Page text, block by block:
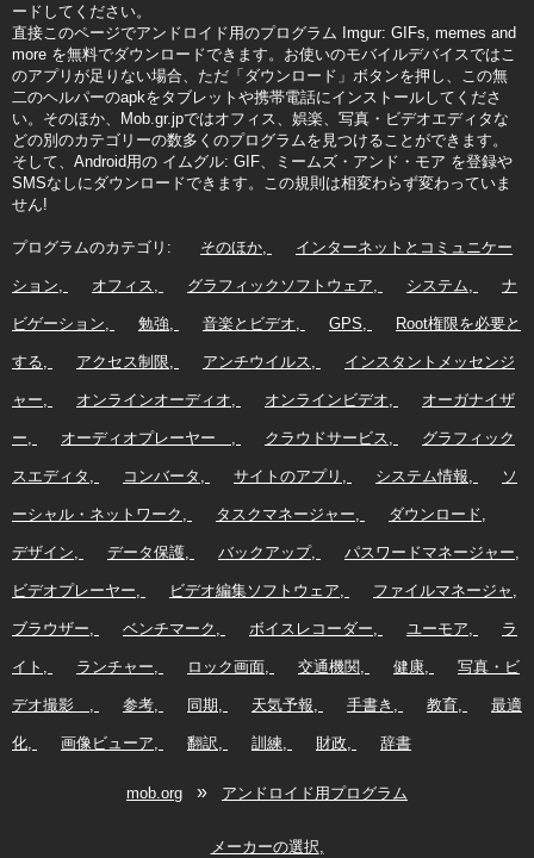
ードしてください。
直接このページでアンドロイド用のプログラム Imgur: GIFs, memes and
more を無料でダウンロードできます。お使いのモバイルデバイスではこ
のアプリが足りない場合、ただ「ダウンロード」ボタンを押し、この無
二のヘルパーのapkをタブレットや携帯電話にインストールしてくださ
い。そのほか、Mob.gr.jpではオフィス、娯楽、写真・ビデオエディタな
どの別のカテゴリーの数多くのプログラムを見つけることができます。
そして、Android用の イムグル: GIF、ミームズ・アンド・モア を登録や
SMSなしにダウンロードできます。この規則は相変わらず変わっていま
せん!
プログラムのカテゴリ: そのほか インターネットとコミュニケー
ション オフィス グラフィックソフトウェア システム ナ
ビゲーション 勉強 音楽とビデオ GPS Root権限を必要と
する アクセス制限 アンチウイルス インスタントメッセンジ
ャー オンラインオーディオ オンラインビデオ オーガナイザ
ー オーディオプレーヤー クラウドサービス グラフィック
スエディタ コンバータ サイトのアプリ システム情報 ソ
ーシャル・ネットワーク タスクマネージャー ダウンロード
デザイン データ保護 バックアップ パスワードマネージャー
ビデオプレーヤー ビデオ編集ソフトウェア ファイルマネージャ
ブラウザー ベンチマーク ボイスレコーダー ユーモア ラ
イト ランチャー ロック画面 交通機関 健康 写真・ビ
デオ撮影 参考 同期 天気予報 手書き 教育 最適
化 画像ビューア 翻訳 訓練 財政 辞書
mob.org » アンドロイド用プログラム
メーカーの選択